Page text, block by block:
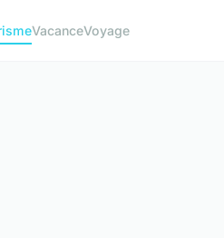
VacanceVoyage